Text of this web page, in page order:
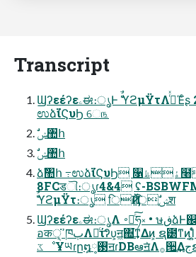
Transcript
Ϣʔεέʔεۦಈ։ൃͰ ࣗࣾϓϩμΫτΛ࡞ͬͯΈͨʂ 2021/12/08 ߹
ಉձࣾϊϚυϦ େ௩
ࣗݾ঺հ
ࣗݾ঺հ
ձࣾ঺հ ߹ಉձࣾϊϚυϦ ૑ۀظ໨ ϝϯόʔ໊
8FCडୗ։ൃɾ4&4 ʢ-
ࣗࣾϓϩμΫτ։ൃ िҊ݅ɾिࣗݾֶश
Ϣʔεέʔεۦಈ։ൃΛ ࠾༻ͨ͠ཧ༝ • ษڧձͰ஌ΓɺࣗࣾͰ΋࢖ͬͯΈ͍ͨ •
อकੑ͕ߴ͘ཁٻΛຬͨ͢ίʔυ͕ॻ͖΍͘͢ͳΔͷ͕ ຊ౰ͳͷ͔͔֬Ί͍ͨ •